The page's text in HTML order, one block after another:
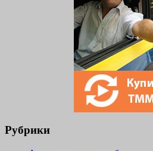
Рубрики